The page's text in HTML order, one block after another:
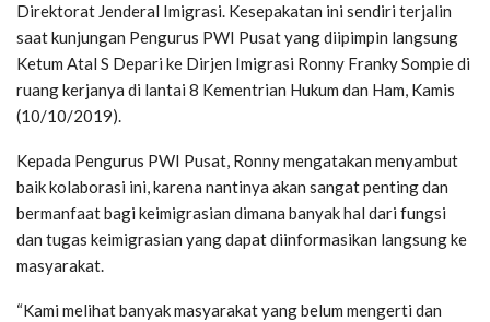
Direktorat Jenderal Imigrasi. Kesepakatan ini sendiri terjalin
saat kunjungan Pengurus PWI Pusat yang diipimpin langsung
Ketum Atal S Depari ke Dirjen Imigrasi Ronny Franky Sompie di
ruang kerjanya di lantai 8 Kementrian Hukum dan Ham, Kamis
(10/10/2019).
Kepada Pengurus PWI Pusat, Ronny mengatakan menyambut
baik kolaborasi ini, karena nantinya akan sangat penting dan
bermanfaat bagi keimigrasian dimana banyak hal dari fungsi
dan tugas keimigrasian yang dapat diinformasikan langsung ke
masyarakat.
“Kami melihat banyak masyarakat yang belum mengerti dan